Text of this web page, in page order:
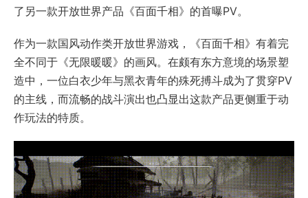
了另一款开放世界产品《百面千相》的首曝PV。
作为一款国风动作类开放世界游戏，《百面千相》有着完
全不同于《无限暖暖》的画风。在颇有东方意境的场景塑
造中，一位白衣少年与黑衣青年的殊死搏斗成为了贯穿PV
的主线，而流畅的战斗演出也凸显出这款产品更侧重于动
作玩法的特质。